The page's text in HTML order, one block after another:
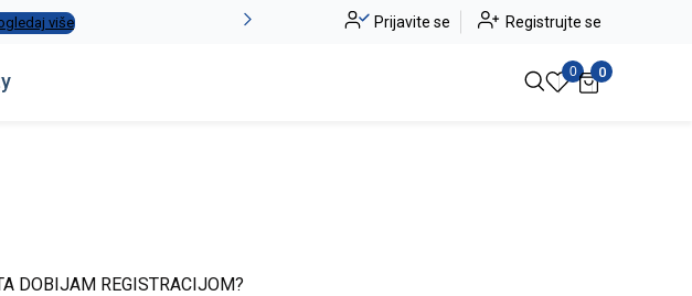
više Alma Ras do -50% Pogledaj više
Prijavite se Registrujte se
0 0
DOBIJAM REGISTRACIJOM?